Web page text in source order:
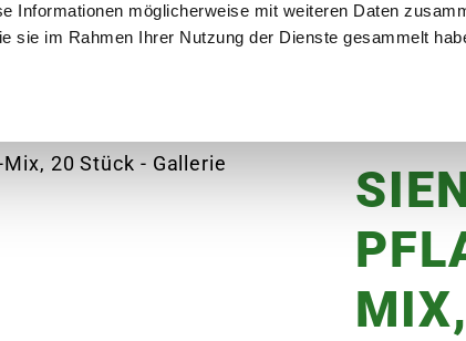
Informationen möglicherweise mit weiteren Daten
sie im Rahmen Ihrer Nutzung der Dienste gesammelt
Garten Aktuelles Ratgeber